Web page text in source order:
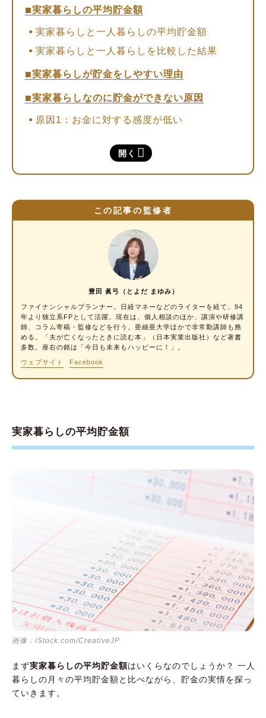
開く
実家暮らしの平均貯金額
実家暮らしと一人暮らしの平均貯金額
実家暮らしと一人暮らしを比較した結果
実家暮らしが貯金をしやすい理由
実家暮らしなのに貯金ができない原因
原因1：お金に対する感度が低い
FPが教える、実家暮らしならではの貯金のコ
ツ
（1）月の貯金額の目安
（2）実家暮らしが実践するべき4つの貯金方
（3）お金が貯まったら資産運用を始めてみよ
実家暮らしは「お金の貯め時」
この記事の監修者
豊田 眞弓（とよだ まゆみ）
ファイナンシャルプランナー
。日経マネーなどのライターを経て、94
年より独立系FPとして活躍。現在は、個人相談のほか、講演や研修講
師、コラム寄稿・監修などを行う。亜細亜大学ほかで非常勤講師も務
める。「夫が亡くなったときに読む本」（日本実業出版社）など著書
多数。座右の銘は「今日も未来もハッピーに！」。
ウェブサイト Facebook
実家暮らしの平均貯金額
画像：iStock.com/CreativeJP
まず実家暮らしの平均貯金額はいくらなのでしょうか？ 一人
暮らしの月々の平均貯金額と比べながら、貯金の実情を探っ
ていきます。